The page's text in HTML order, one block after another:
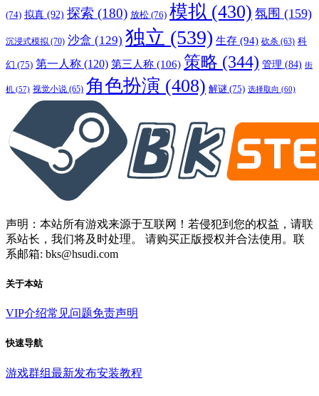
(74) 拟真 (92) 探索 (180) 放松 (76) 模拟 (430) 氛围 (159)
沉浸式模拟 (70) 沙盒 (129) 独立 (539) 生存 (94) 砍杀 (63) 科
幻 (75) 第一人称 (120) 第三人称 (106) 策略 (344) 管理 (84) 街
机 (57) 视觉小说 (65) 角色扮演 (408) 解谜 (75) 选择取向 (60)
声明：本站所有游戏来源于互联网！若侵犯到您的权益，请联
系站长，我们将及时处理。 请购买正版授权并合法使用。联
系邮箱: bks@hsudi.com
关于本站
VIP介绍常见问题免责声明
快速导航
游戏群组最新发布安装教程